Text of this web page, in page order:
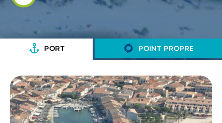
PORT POINT PROPRE